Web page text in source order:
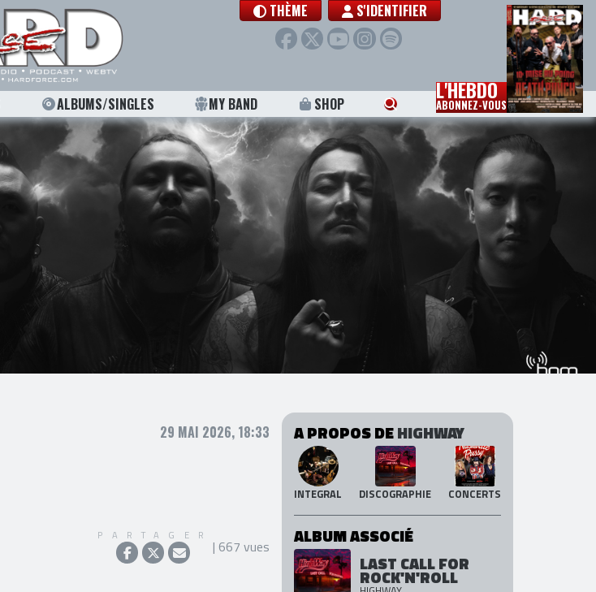
THÈME S'IDENTIFIER
ALBUMS/SINGLES MY BAND SHOP L'HEBDO
ABONNEZ-VOUS
PARTAGER
A PROPOS DEHIGHWAY
INTEGRAL DISCOGRAPHIE CONCERTS
ALBUM ASSOCIÉ
LAST CALL FOR